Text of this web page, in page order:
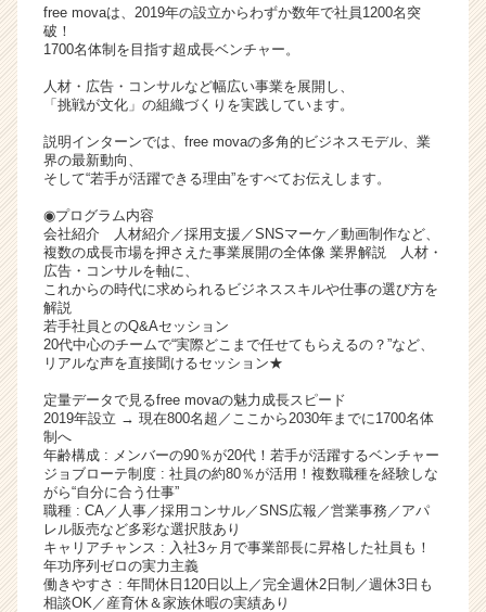
く
活
サ
イ
チ
ア
キ
リ
ア
（C
e
e
r
C
a
e
e
r）
free movaは、2019年の設立からわずか数年で社員1200名突
破！
1700名体制を目指す超成長ベンチャー。
人材・広告・コンサルなど幅広い事業を展開し、
「挑戦が文化」の組織づくりを実践しています。
説明インターンでは、free movaの多角的ビジネスモデル、業
界の最新動向、
そして“若手が活躍できる理由”をすべてお伝えします。
◉プログラム内容
会社紹介 人材紹介／採用支援／SNSマーケ／動画制作など、
複数の成長市場を押さえた事業展開の全体像 業界解説 人材・
広告・コンサルを軸に、
これからの時代に求められるビジネススキルや仕事の選び方を
解説
若手社員とのQ&Aセッション
20代中心のチームで“実際どこまで任せてもらえるの？”など、
リアルな声を直接聞けるセッション★
定量データで見るfree movaの魅力成長スピード
2019年設立 → 現在800名超／ここから2030年までに1700名体
制へ
年齢構成 : メンバーの90％が20代！若手が活躍するベンチャー
ジョブローテ制度 : 社員の約80％が活用！複数職種を経験しな
がら“自分に合う仕事”
職種 : CA／人事／採用コンサル／SNS広報／営業事務／アパ
レル販売など多彩な選択肢あり
キャリアチャンス : 入社3ヶ月で事業部長に昇格した社員も！
年功序列ゼロの実力主義
働きやすさ : 年間休日120日以上／完全週休2日制／週休3日も
相談OK／産育休＆家族休暇の実績あり